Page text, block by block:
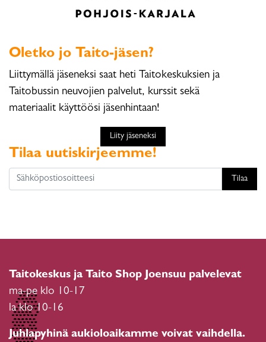
Oletko jo Taito-jäsen?
Liittymällä jäseneksi saat heti Taitokeskuksien ja
Taitobussin neuvojien palvelut, kurssit sekä
materiaalit käyttöösi jäsenhintaan!
Liity jäseneksi
Tilaa uutiskirjeemme!
Tilaa
Taitokeskus ja Taito Shop Joensuu palvelevat
ma-pe klo 10-17
la klo 10-16
Juhlapyhinä aukioloaikamme voivat vaihdella.